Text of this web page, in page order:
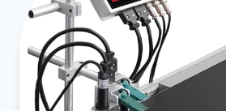
MI
?